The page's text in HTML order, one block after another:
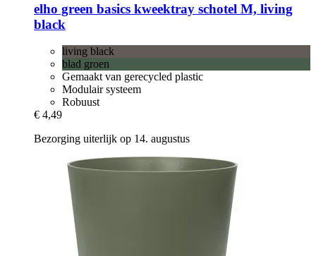
elho green basics kweektray schotel M, living
black
living black
blad groen
Gemaakt van gerecycled plastic
Modulair systeem
Robuust
€ 4,49
Bezorging uiterlijk op 14. augustus